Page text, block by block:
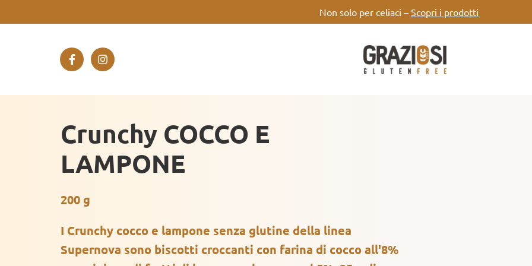
Non solo per celiaci – Scopri i prodotti
Crunchy COCCO E
LAMPONE
200 g
I Crunchy cocco e lampone senza glutine della linea
Supernova sono biscotti croccanti con farina di cocco all'8%